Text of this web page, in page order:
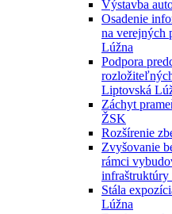
Výstavba
Osadenie
na verejných
Lúžna
Podpora
Liptovská
Záchyt
ŽSK
Rozšírenie
Zvyšovanie
rámci
Stála
Lúžna